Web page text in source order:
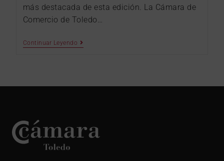
más destacada de esta edición. La Cámara de
Comercio de Toledo…
Continuar Leyendo